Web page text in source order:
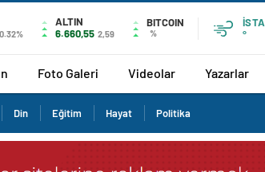
0.32%
ALTIN
6.660,55 2,59
BITCOIN
%
°
Foto Galeri Videolar Yazarlar
Din Eğitim Hayat Politika